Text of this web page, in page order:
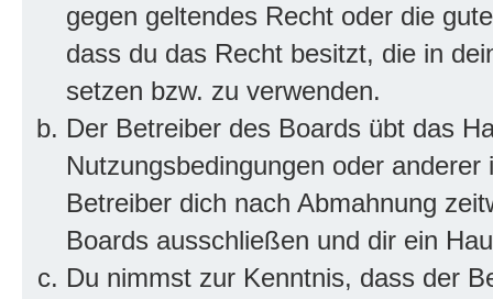
gegen geltendes Recht oder die
dass du das Recht besitzt, die in
setzen bzw. zu verwenden.
Der Betreiber des Boards übt das
Nutzungsbedingungen oder
Betreiber dich nach Abmahnung
Boards ausschließen und dir ein
Du nimmst zur Kenntnis, dass der